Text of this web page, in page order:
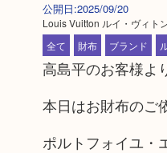
公開日:2025/09/20
Louis Vuitton ルイ・ヴィト
全て 財布 ブランド
高島平のお客様よ
本日はお財布のご
ポルトフォイユ・